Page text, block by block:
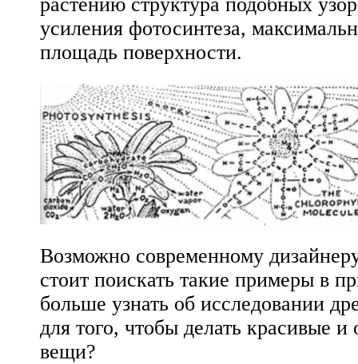
усиления фотосинтеза,
площадь поверхности.
Возможно современному
стоит поискать такие примеры в
больше узнать об исследовании
для того, чтобы делать красивые и
вещи?